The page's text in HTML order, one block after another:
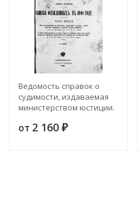
Ведомость справок о
судимости, издаваемая
министерством юстиции.
осужденных в 1900 году.
от 2 160 ₽